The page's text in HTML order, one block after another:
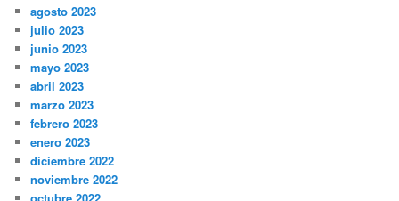
agosto 2023
julio 2023
junio 2023
mayo 2023
abril 2023
marzo 2023
febrero 2023
enero 2023
diciembre 2022
noviembre 2022